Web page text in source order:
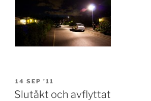
POSTED
ON
14 SEP ’11
Slutåkt och avflyttat